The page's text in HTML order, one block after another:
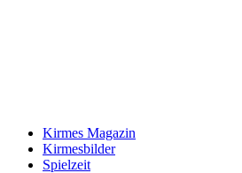
Kirmes Magazin
Kirmesbilder
Spielzeit